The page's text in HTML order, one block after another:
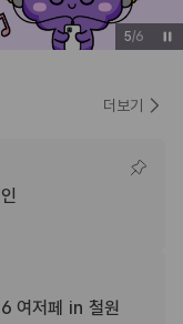
6/6
여저페 in 철원
더보기